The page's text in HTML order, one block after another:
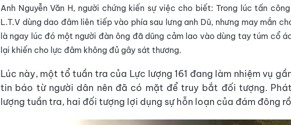
Anh Nguyễn Văn H, người chứng kiến sự việc cho biết: Trong lúc tấn công
L.T.V dùng dao đâm liên tiếp vào phía sau lưng anh Dũ, nhưng may mắn
là ngay lúc đó một người đàn ông đã dũng cảm lao vào dùng tay túm cổ
lại khiến cho lực đâm không đủ gây sát thương.
Lúc này, một tổ tuần tra của Lực lượng 161 đang làm nhiệm vụ
tin báo từ người dân nên đã có mặt để truy bắt đối tượng.
lượng tuần tra, hai đối tượng lợi dụng sự hỗn loạn của đám đông